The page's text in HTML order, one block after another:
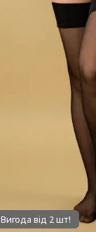
Вигода від 2 шт!